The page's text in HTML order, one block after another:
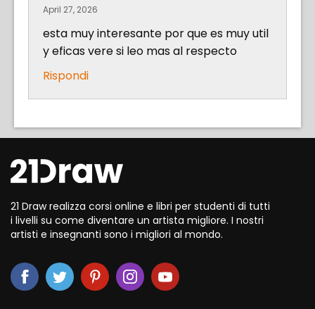
April 27, 2026
esta muy interesante por que es muy util
y eficas vere si leo mas al respecto
Rispondi
21 Draw realizza corsi online e libri per studenti di tutti
i livelli su come diventare un artista migliore. I nostri
artisti e insegnanti sono i migliori al mondo.